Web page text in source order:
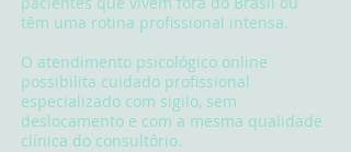
têm uma rotina profissional intensa.
O atendimento psicológico online
possibilita cuidado profissional
especializado com sigilo, sem
deslocamento e com a mesma qualidade
clínica do consultório.